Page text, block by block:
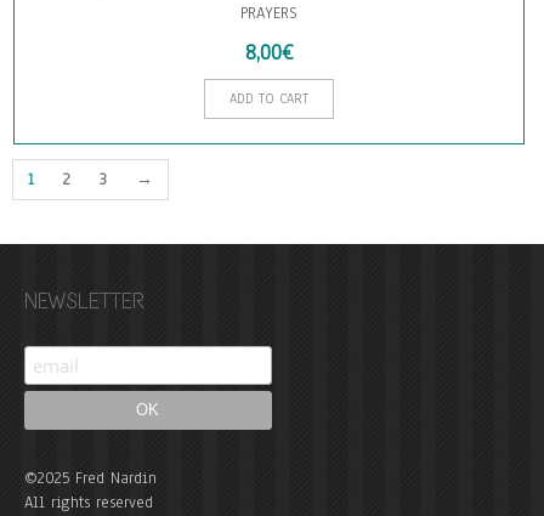
PRAYERS
8,00€
ADD TO CART
1 2 3 →
NEWSLETTER
©2025 Fred Nardin
All rights reserved